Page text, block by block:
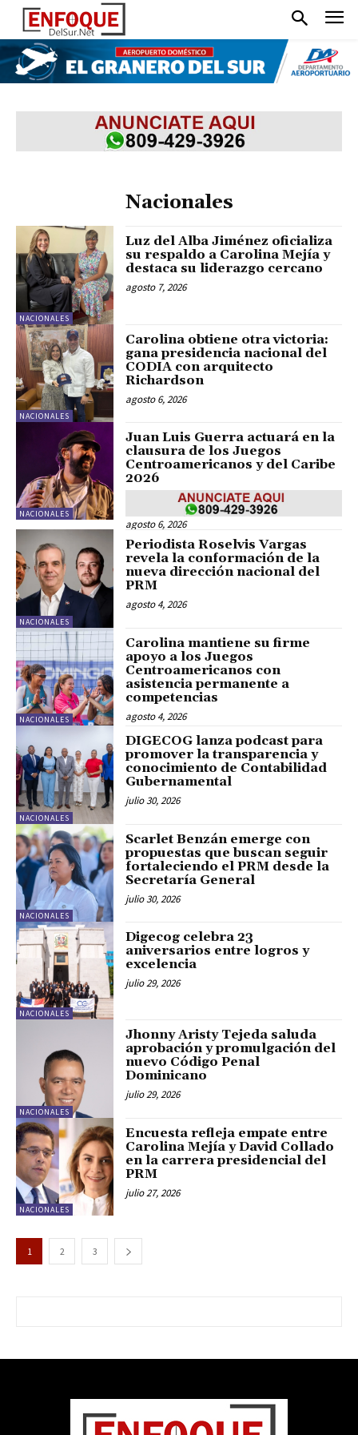
Nacionales
NACIONALES
Luz del Alba Jiménez oficializa
su respaldo a Carolina Mejía y
destaca su liderazgo cercano
agosto 7, 2026
NACIONALES
Carolina obtiene otra victoria:
gana presidencia nacional del
CODIA con arquitecto
Richardson
agosto 6, 2026
NACIONALES
Juan Luis Guerra actuará en la
clausura de los Juegos
Centroamericanos y del Caribe
2026
agosto 6, 2026
NACIONALES
Periodista Roselvis Vargas
revela la conformación de la
nueva dirección nacional del
PRM
agosto 4, 2026
NACIONALES
Carolina mantiene su firme
apoyo a los Juegos
Centroamericanos con
asistencia permanente a
competencias
agosto 4, 2026
NACIONALES
DIGECOG lanza podcast para
promover la transparencia y
conocimiento de Contabilidad
Gubernamental
julio 30, 2026
NACIONALES
Scarlet Benzán emerge con
propuestas que buscan seguir
fortaleciendo el PRM desde la
Secretaría General
julio 30, 2026
NACIONALES
Digecog celebra 23
aniversarios entre logros y
excelencia
julio 29, 2026
NACIONALES
Jhonny Aristy Tejeda saluda
aprobación y promulgación del
nuevo Código Penal
Dominicano
julio 29, 2026
NACIONALES
Encuesta refleja empate entre
Carolina Mejía y David Collado
en la carrera presidencial del
PRM
julio 27, 2026
1 2 3